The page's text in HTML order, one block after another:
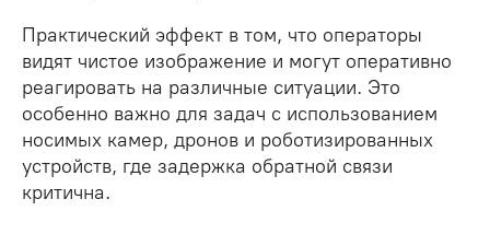
Практический эффект в том, что операторы
видят чистое изображение и могут оперативно
реагировать на различные ситуации. Это
особенно важно для задач с использованием
носимых камер, дронов и роботизированных
устройств, где задержка обратной связи
критична.